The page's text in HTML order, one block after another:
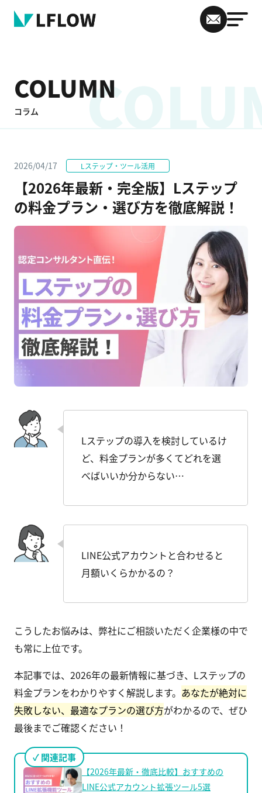
COLUMN
コラム
2026/04/17 Lステップ・ツール活用
【2026年最新・完全版】Lステップ
の料金プラン・選び方を徹底解説！
Lステップの導入を検討しているけ
ど、料金プランが多くてどれを選
べばいいか分からない…
LINE公式アカウントと合わせると
月額いくらかかるの？
こうしたお悩みは、弊社にご相談いただく企業様の中で
も常に上位です。
本記事では、2026年の最新情報に基づき、Lステップの
料金プランをわかりやすく解説します。 あなたが絶対に
失敗しない、最適なプランの選び方がわかるので、ぜひ
最後までご確認ください！
関連記事
【2026年最新・徹底比較】おすすめの
LINE公式アカウント拡張ツール5選